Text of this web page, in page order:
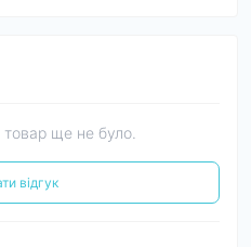
товар ще не було.
відгук